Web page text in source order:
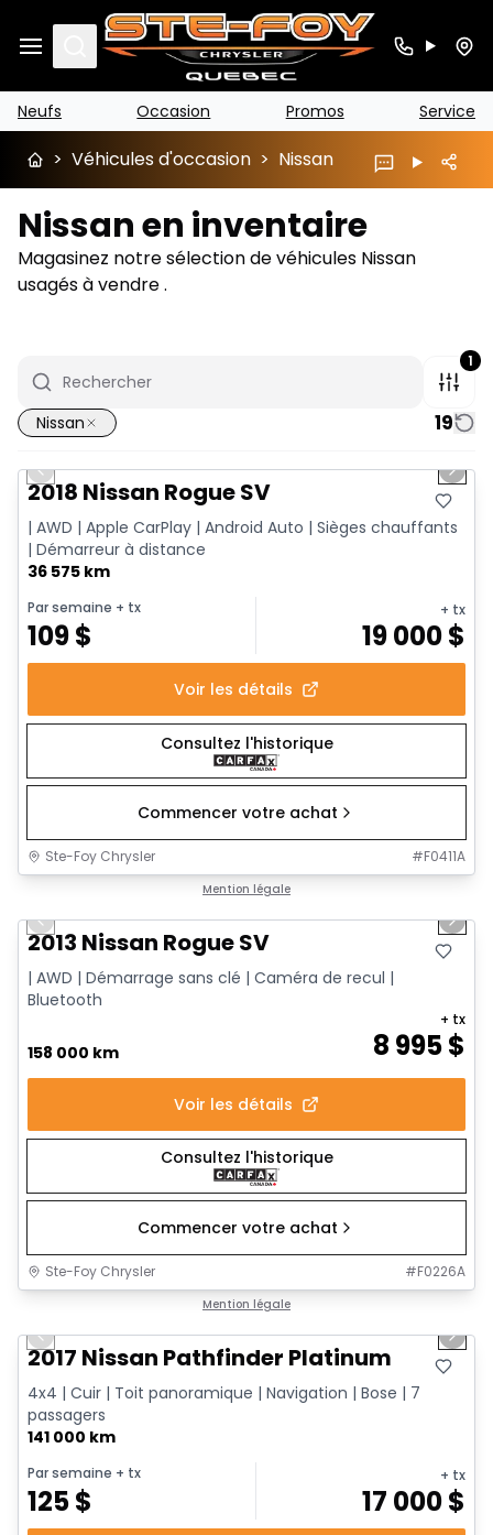
Search
Neufs Occasion Promos Service
> Véhicules d'occasion > Nissan
Nissan en inventaire
Magasinez notre sélection de véhicules Nissan
usagés à vendre .
1
Nissan 19
Très bonne offre
Previous slide Next
2018 Nissan Rogue SV
| AWD | Apple CarPlay | Android Auto | Sièges chauffants
| Démarreur à distance
36 575 km
Par semaine + tx
109$
+ tx
19 000$
Voir les détails
Consultez l'historique
Commencer votre achat
Ste-Foy Chrysler #F0411A
Mention légale
Previous slide Next
2013 Nissan Rogue SV
| AWD | Démarrage sans clé | Caméra de recul |
Bluetooth
158 000 km 8 995$
+ tx
Voir les détails
Consultez l'historique
Commencer votre achat
Ste-Foy Chrysler #F0226A
Mention légale
Previous slide Next
2017 Nissan Pathfinder Platinum
4x4 | Cuir | Toit panoramique | Navigation | Bose | 7
passagers
141 000 km
Par semaine + tx
125$
+ tx
17 000$